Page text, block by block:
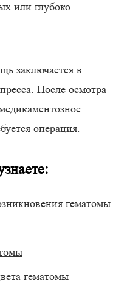
или глубоко
заключается в
После осмотра
операция.
:
гематомы
гематомы